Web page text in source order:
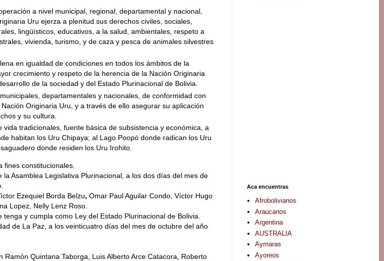
a nivel municipal, regional, departamental y nacional,
Uru ejerza a plenitud sus derechos civiles, sociales,
lingüísticos, educativos, a la salud, ambientales, respeto a
vivienda, turismo, y de caza y pesca de animales silvestres
en igualdad de condiciones en todos los ámbitos de la
crecimiento y respeto de la herencia de la Nación Originaria
de la sociedad y del Estado Plurinacional de Bolivia.
departamentales y nacionales, de conformidad con
Originaria Uru, y a través de ello asegurar su aplicación
y su cultura.
vida tradicionales, fuente básica de subsistencia y económica, a
habitan los Uru Chipaya; al Lago Poopó donde radican los Uru
donde residen los Uru Irohito.
fines constitucionales.
la Asamblea Legislativa Plurinacional, a los dos días del mes de
Ezequiel Borda Belzu, Omar Paul Aguilar Condo, Víctor Hugo
Lopez, Nelly Lenz Roso.
y cumpla como Ley del Estado Plurinacional de Bolivia.
de La Paz, a los veinticuatro días del mes de octubre del año
Ramón Quintana Taborga, Luis Alberto Arce Catacora, Roberto
Aca encuentras
Afrobolivianos
Araucanos
Argentina
AUSTRALIA
Aymaras
Ayoreos